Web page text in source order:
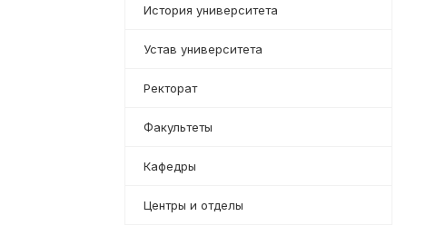
История университета
Устав университета
Ректорат
Факультеты
Кафедры
Центры и отделы